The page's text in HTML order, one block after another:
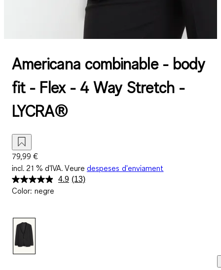
Americana combinable - body
fit - Flex - 4 Way Stretch -
LYCRA®
79,99 €
incl. 21 % d'IVA. Veure despeses d'enviament
4.9 Llegeix
(13)
Color: negre